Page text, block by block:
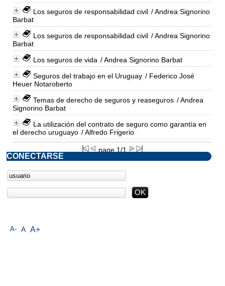
Los seguros de responsabilidad civil / Andrea Signorino
Barbat
Los seguros de responsabilidad civil / Andrea Signorino
Barbat
Los seguros de vida / Andrea Signorino Barbat
Seguros del trabajo en el Uruguay / Federico José
Heuer Notaroberto
Temas de derecho de seguros y reaseguros / Andrea
Signorino Barbat
La utilización del contrato de seguro como garantía en
el derecho uruguayo / Alfredo Frigerio
page 1/1
A- A A+
CONECTARSE